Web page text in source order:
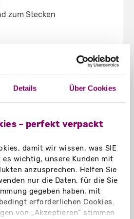
Details Über Cookies
– perfekt verpackt
damit wir wissen, was SIE
es wichtig, unsere Kunden mit
anzusprechen. Helfen Sie
nur die Daten, für die Sie
gegeben haben, mit
erforderlichen Cookies.
von „Akzeptieren“ stimmen
zum Stecken
weiß Naturseite
350 g/m²
400 g/m²
g/m²
Tischdeko, Messeartikel,